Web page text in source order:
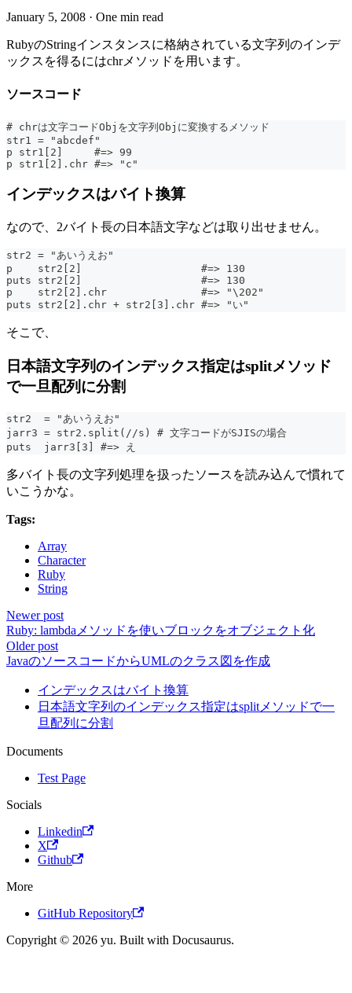
January 5, 2008 · One min read
RubyのStringインスタンスに格納されている文字列のインデ
ックスを得るにはchrメソッドを用います。
ソースコード
# chrは文字コードObjを文字列Objに変換するメソッド
str1 = "abcdef"
p str1[2]     #=> 99
p str1[2].chr #=> "c"
インデックスはバイト換算
なので、2バイト長の日本語文字などは取り出せません。
str2 = "あいうえお"
p    str2[2]                   #=> 130
puts str2[2]                   #=> 130
p    str2[2].chr               #=> "\202"
puts str2[2].chr + str2[3].chr #=> "い"
そこで、
日本語文字列のインデックス指定はsplitメソッド
で一旦配列に分割
str2  = "あいうえお"
jarr3 = str2.split(//s) # 文字コードがSJISの場合
puts  jarr3[3] #=> え
多バイト長の文字列処理を扱ったソースを読み込んで慣れて
いこうかな。
Tags:
Array
Character
Ruby
String
Newer post
Ruby: lambdaメソッドを使いブロックをオブジェクト化
Older post
JavaのソースコードからUMLのクラス図を作成
インデックスはバイト換算
日本語文字列のインデックス指定はsplitメソッドで一
旦配列に分割
Documents
Test Page
Socials
Linkedin
X
Github
More
GitHub Repository
Copyright © 2026 yu. Built with Docusaurus.